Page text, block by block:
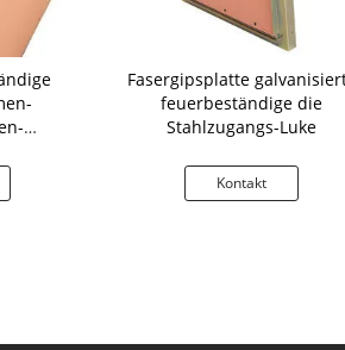
Fasergipsplatte
feuerbeständige die
Stahlzugangs-Luke
Kontakt